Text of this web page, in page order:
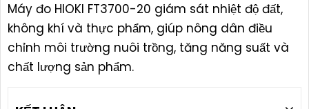
Máy đo HIOKI FT3700-20 giám sát nhiệt độ đất,
không khí và thực phẩm, giúp nông dân điều
chỉnh môi trường nuôi trồng, tăng năng suất và
chất lượng sản phẩm.